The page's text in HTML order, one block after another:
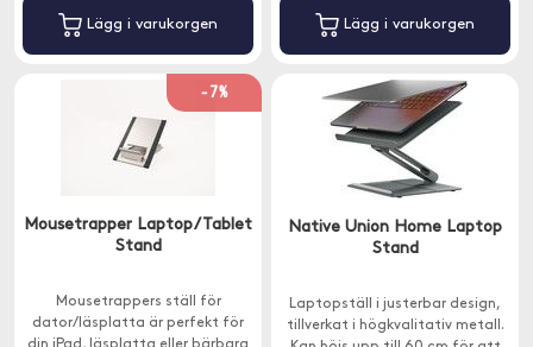
Lägg i varukorgen Lägg i varukorgen
-7%
Mousetrapper Laptop/Tablet
Stand
Mousetrappers ställ för
dator/läsplatta är perfekt för
Native Union Home Laptop
Stand
Laptopställ i justerbar design,
tillverkat i högkvalitativ metall.